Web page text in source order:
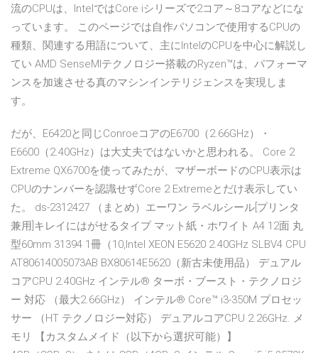
流のCPUは、IntelではCore iシリーズで2コア～8コアなどにな
っています。 このページでは自作パソコンで使用するCPUの
種類、関連する用語について、主にIntelのCPUを中心に解説し
てい AMD SenseMIテクノロジー搭載のRyzen™は、パフォーマ
ンスを加速させる真のマシンインテリジェンスを実現しま
す。
だが、E6420と同じConroeコアのE6700（2.66GHz）・
E6600（2.40GHz）は大丈夫ではないかと思われる。 Core 2
Extreme QX6700を使ってみたが、マザーボードのCPU表示は
CPUのナンバーを認識せずCore 2 Extremeとだけ表示してい
た。 ds-2312427 （まとめ）エーワン ラベルシール[プリンタ
兼用]キレイにはがせるタイプ マット紙・ホワイト A4 12面 丸
型60mm 31394 1冊（10,Intel XEON E5620 2.40GHz SLBV4 CPU
AT80614005073AB BX80614E5620（新古未使用品） デュアル
コアCPU 2.40GHz インテル® ターボ・ブースト・テクノロジ
ー 対応 （最大2.66GHz） インテル® Core™ i3-350M プロセッ
サー （HT テクノロジー対応） デュアルコアCPU 2.26GHz. メ
モリ 【カスタムメイド（以下から選択可能）】